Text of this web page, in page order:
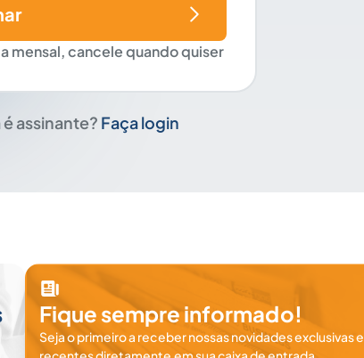
mensal, cancele quando quiser
é assinante? Faça login
Fique sempre informado!
Seja o primeiro a receber nossas novidades exclusivas e